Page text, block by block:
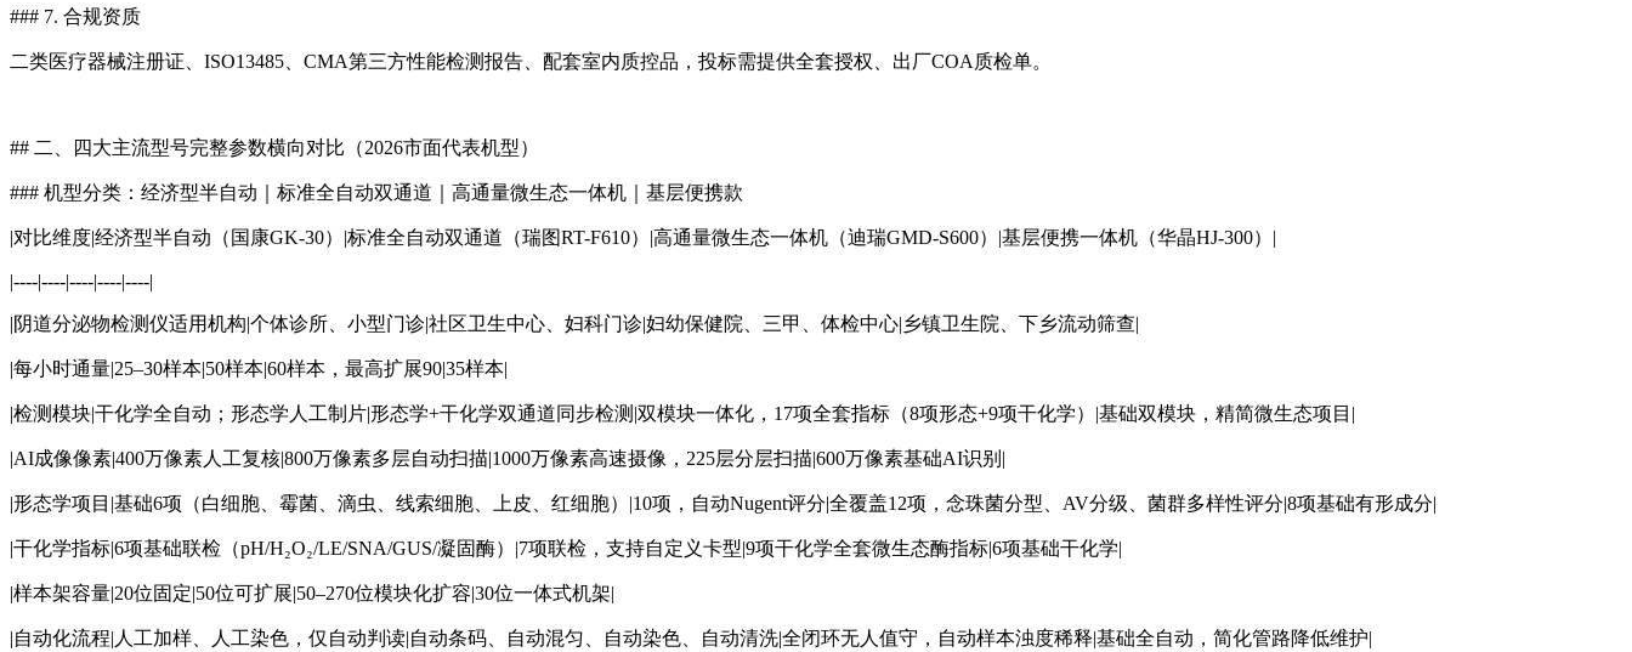
### 7. 合规资质
二类医疗器械注册证、ISO13485、CMA第三方性能检测报告、配套室内质控品，投标需提供全套授权、出厂COA质检单。
## 二、四大主流型号完整参数横向对比（2026市面代表机型）
### 机型分类：经济型半自动｜标准全自动双通道｜高通量微生态一体机｜基层便携款
|对比维度|经济型半自动（国康GK-30）|标准全自动双通道（瑞图RT-F610）|高通量微生态一体机（迪瑞GMD-S600）|基层便携一体机（华晶HJ-300）|
|----|----|----|----|----|
|阴道分泌物检测仪适用机构|个体诊所、小型门诊|社区卫生中心、妇科门诊|妇幼保健院、三甲、体检中心|乡镇卫生院、下乡流动筛查|
|每小时通量|25–30样本|50样本|60样本，最高扩展90|35样本|
|检测模块|干化学全自动；形态学人工制片|形态学+干化学双通道同步检测|双模块一体化，17项全套指标（8项形态+9项干化学）|基础双模块，精简微生态项目|
|AI成像像素|400万像素人工复核|800万像素多层自动扫描|1000万像素高速摄像，225层分层扫描|600万像素基础AI识别|
|形态学项目|基础6项（白细胞、霉菌、滴虫、线索细胞、上皮、红细胞）|10项，自动Nugent评分|全覆盖12项，念珠菌分型、AV分级、菌群多样性评分|8项基础有形成分|
|干化学指标|6项基础联检（pH/H₂O₂/LE/SNA/GUS/凝固酶）|7项联检，支持自定义卡型|9项干化学全套微生态酶指标|6项基础干化学|
|样本架容量|20位固定|50位可扩展|50–270位模块化扩容|30位一体式机架|
|自动化流程|人工加样、人工染色，仅自动判读|自动条码、自动混匀、自动染色、自动清洗|全闭环无人值守，自动样本浊度稀释|基础全自动，简化管路降低维护|